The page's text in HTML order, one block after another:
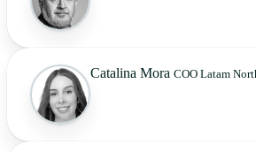
Catalina Mora COO Latam